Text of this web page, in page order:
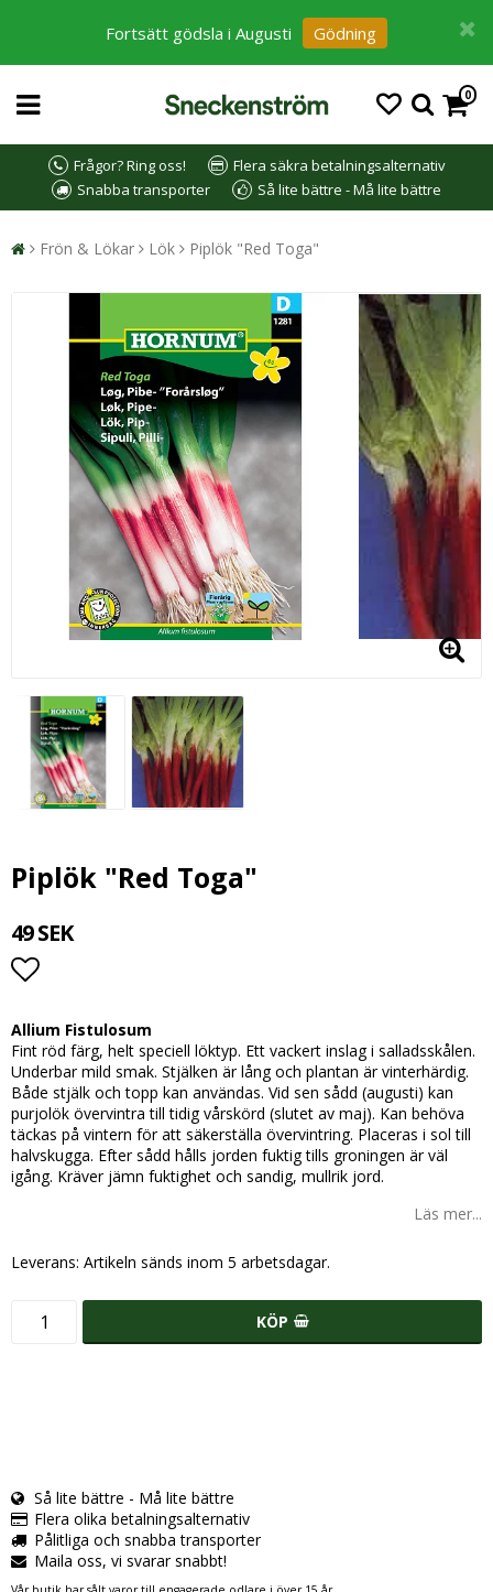
Fortsätt gödsla i Augusti Gödning
0
Frågor? Ring oss!
Flera säkra betalningsalternativ
Snabba transporter
Så lite bättre - Må lite bättre
Frön & Lökar Lök Piplök "Red Toga"
Piplök "Red Toga"
49 SEK
Allium Fistulosum
Fint röd färg, helt speciell löktyp. Ett vackert inslag i salladsskålen.
Underbar mild smak. Stjälken är lång och plantan är vinterhärdig.
Både stjälk och topp kan användas. Vid sen sådd (augusti) kan
purjolök övervintra till tidig vårskörd (slutet av maj). Kan behöva
täckas på vintern för att säkerställa övervintring. Placeras i sol till
halvskugga. Efter sådd hålls jorden fuktig tills groningen är väl
igång. Kräver jämn fuktighet och sandig, mullrik jord.
Läs mer...
Leverans: Artikeln sänds inom 5 arbetsdagar.
KÖP
Så lite bättre - Må lite bättre
Flera olika betalningsalternativ
Pålitliga och snabba transporter
Maila oss, vi svarar snabbt!